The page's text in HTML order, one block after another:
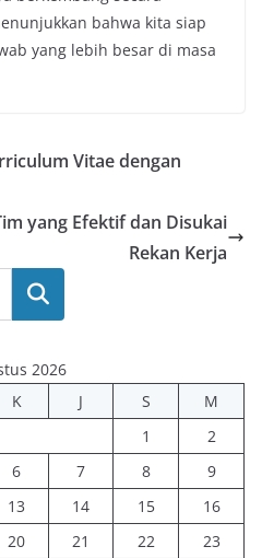
bahwa kita siap
yang lebih besar di masa
Vitae dengan
yang Efektif dan Disukai
Rekan Kerja
Cari
2026
K J S
M
1
2
6 7 8
9
13 14 15
16
20 21 22
23